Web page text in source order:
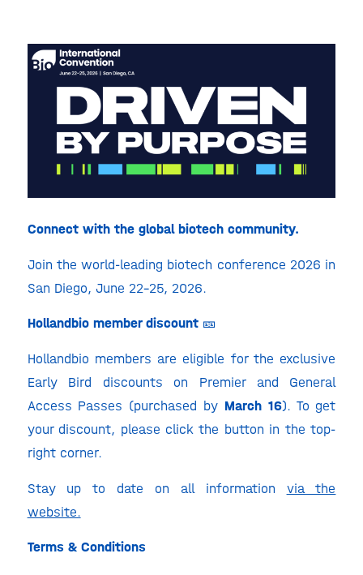
Connect with the global biotech community.
Join the world-leading biotech conference 2026 in
San Diego, June 22-25, 2026.
Hollandbio member discount 🎫
Hollandbio members are eligible for the exclusive
Early Bird discounts on Premier and General
Access Passes (purchased by March 16). To get
your discount, please click the button in the top-
right corner.
Stay up to date on all information via the
website.
Terms & Conditions